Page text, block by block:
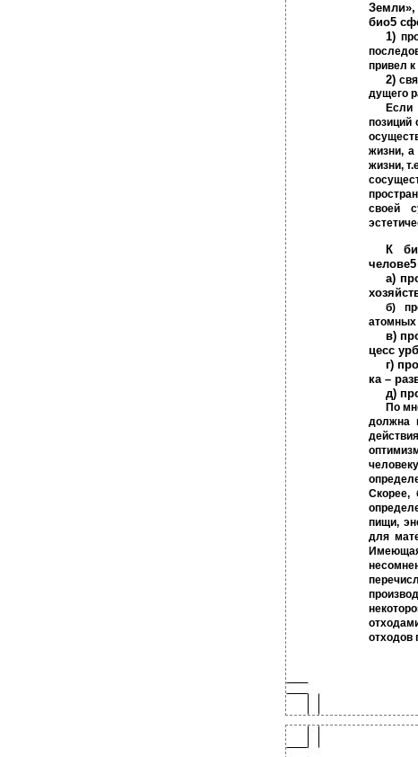
био5
1)
привел к
2)
дущего
Если
позиций
жизни, а
жизни,
своей
К
а)
б)
атомных
в)
цесс
г)
ка –
д)
По
должна
Скорее,
пищи,
для
отходов